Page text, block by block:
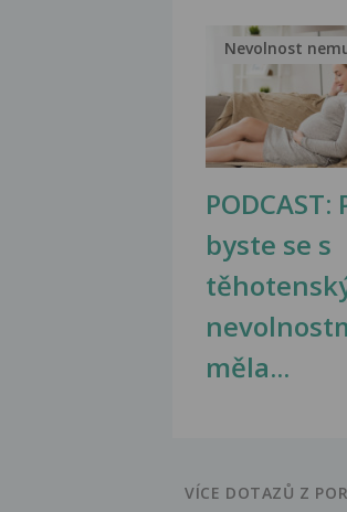
PODCAST:
byste se s
měla...
VÍCE DOTAZŮ Z